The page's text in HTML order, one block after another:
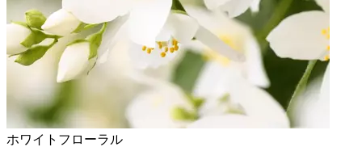
ホワイトフローラル